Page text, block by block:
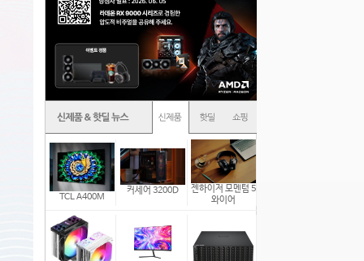
TCL A400M
커세어 3200D
젠하이저 모멘텀 5
와이어